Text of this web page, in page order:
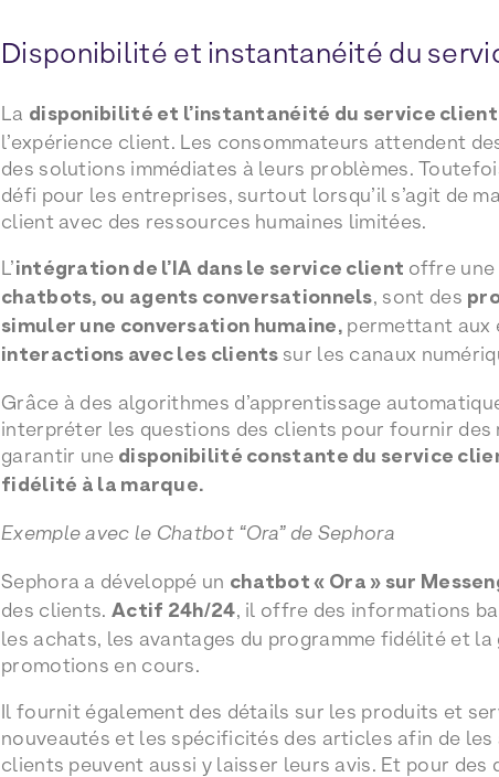
Disponibilité et instantanéité du
La disponibilité et l’instantanéité du service client
l’expérience client. Les consommateurs attendent
des solutions immédiates à leurs problèmes.
défi pour les entreprises, surtout lorsqu’il s’agit de
client avec des ressources humaines limitées.
L’intégration de l’IA dans le service client offre une
chatbots, ou agents conversationnels, sont des
simuler une conversation humaine,permettant aux
interactions avec les clients sur les canaux
Grâce à des algorithmes d’apprentissage
interpréter les questions des clients pour fournir
garantir une disponibilité constante du service
fidélité à la marque.
Exemple avec le Chatbot “Ora” de Sephora
Sephora a développé un chatbot « Ora » sur
des clients. Actif 24h/24, il offre des informations
les achats, les avantages du programme fidélité et
promotions en cours.
Il fournit également des détails sur les produits et
nouveautés et les spécificités des articles afin de les
clients peuvent aussi y laisser leurs avis. Et pour des